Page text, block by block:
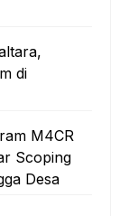
di
M4CR
Scoping
Desa